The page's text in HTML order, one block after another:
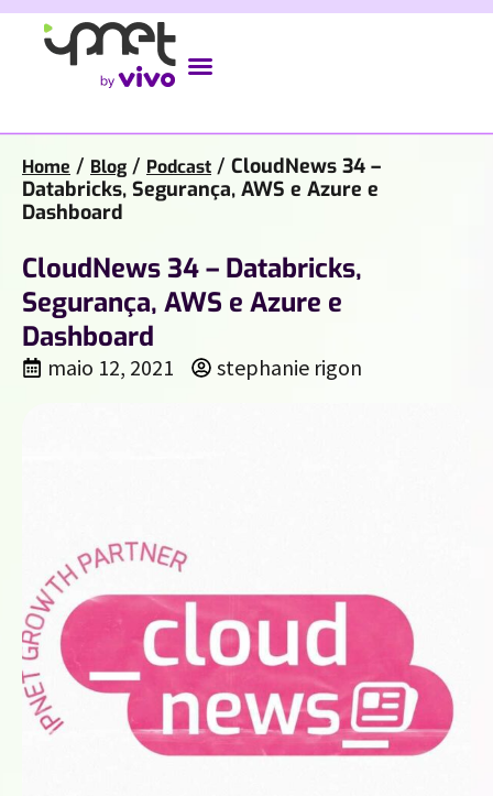
Home / Blog / Podcast / CloudNews 34 –
Databricks, Segurança, AWS e Azure e
Dashboard
CloudNews 34 – Databricks,
Segurança, AWS e Azure e
Dashboard
maio 12, 2021 stephanie rigon